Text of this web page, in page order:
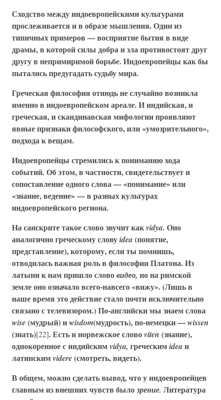
Сходство между индоевропейскими культурами
прослеживается и в образе мышления. Один из
типичных примеров — восприятие бытия в виде
драмы, в которой силы добра и зла противостоят друг
другу в непримиримой борьбе. Индоевропейцы как бы
пытались предугадать судьбу мира.
Греческая философия отнюдь не случайно возникла
именно в индоевропейском ареале. И индийская, и
греческая, и скандинавская мифологии проявляют
явные признаки философского, или «умозрительного»,
подхода к вещам.
Индоевропейцы стремились к пониманию хода
событий. Об этом, в частности, свидетельствует и
сопоставление одного слова — «понимание» или
«знание, ведение» — в разных культурах
индоевропейского региона.
На санскрите такое слово звучит какvidya. Оно
аналогично греческому словуidea(понятие,
представление), которому, если ты помнишь,
отводилась важная роль в философии Платона. Из
латыни к нам пришло слововидео, но на римской
земле оно означало всего-навсего «вижу». (Лишь в
наше время это действие стало почти исключительно
связано с телевизором.) По-английски мы знаем слова
wise(мудрый) иwisdom(мудрость), по-немецки —wissen
(знать)[22]. Есть и норвежское словоviten (знание),
однокоренное с индийскимvidya, греческимideaи
латинскимvidere(смотреть, видеть).
В общем, можно сделать вывод, что у индоевропейцев
главным из внешних чувств былозрение. Литература